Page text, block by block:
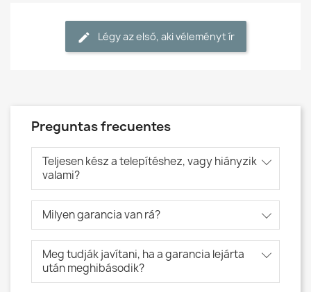
Légy az első, aki véleményt ír
Preguntas frecuentes
Teljesen kész a telepítéshez, vagy hiányzik
valami?
Milyen garancia van rá?
Meg tudják javítani, ha a garancia lejárta
után meghibásodik?